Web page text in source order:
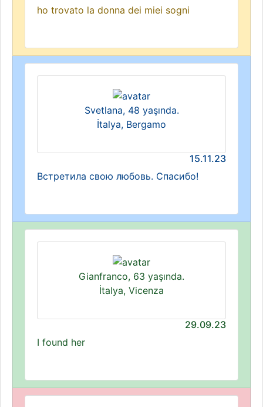
ho trovato la donna dei miei sogni
Svetlana, 48 yaşında.
İtalya, Bergamo
15.11.23
Встретила свою любовь. Спасибо!
Gianfranco, 63 yaşında.
İtalya, Vicenza
29.09.23
I found her